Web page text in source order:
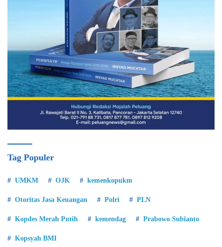
Tag Populer
UMKM OJK kemenkopukm
Otoritas Jasa Keuangan Polri PLN
Kopdes Merah Putih kemendag Prabowo Subianto
Kopsyah BMI